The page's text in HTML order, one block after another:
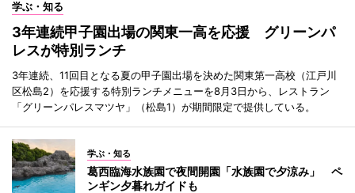
学ぶ・知る
3年連続甲子園出場の関東一高を応援 グリーンパ
レスが特別ランチ
3年連続、11回目となる夏の甲子園出場を決めた関東第一高校（江戸川
区松島2）を応援する特別ランチメニューを8月3日から、レストラン
「グリーンパレスマツヤ」（松島1）が期間限定で提供している。
学ぶ・知る
葛西臨海水族園で夜間開園「水族園で夕涼み」 ペ
ンギン夕暮れガイドも